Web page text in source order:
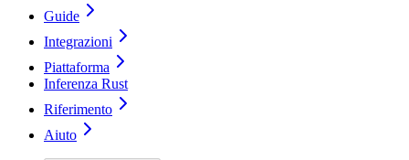
Guide
Integrazioni
Piattaforma
Inferenza Rust
Riferimento
Aiuto